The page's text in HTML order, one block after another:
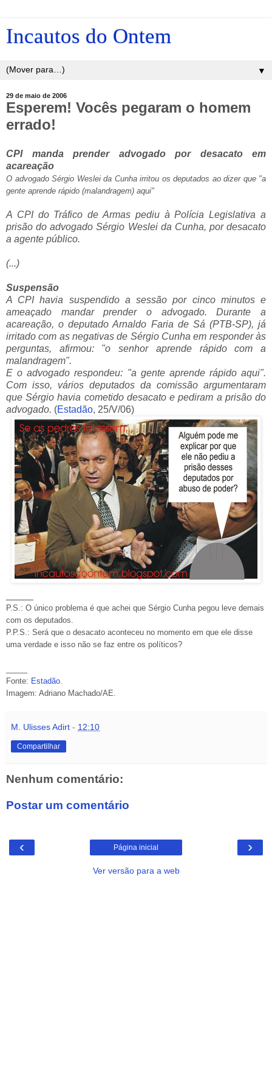
Incautos do Ontem
▼
29 de maio de 2006
Esperem! Vocês pegaram o homem
errado!
CPI manda prender advogado por desacato em
acareação
O advogado Sérgio Weslei da Cunha irritou os deputados ao dizer que "a
gente aprende rápido (malandragem) aqui"
A CPI do Tráfico de Armas pediu à Polícia Legislativa a
prisão do advogado Sérgio Weslei da Cunha, por desacato
a agente público.
(...)
Suspensão
A CPI havia suspendido a sessão por cinco minutos e
ameaçado mandar prender o advogado. Durante a
acareação, o deputado Arnaldo Faria de Sá (PTB-SP), já
irritado com as negativas de Sérgio Cunha em responder às
perguntas, afirmou: "o senhor aprende rápido com a
malandragem".
E o advogado respondeu: "a gente aprende rápido aqui".
Com isso, vários deputados da comissão argumentaram
que Sérgio havia cometido desacato e pediram a prisão do
advogado. (Estadão, 25/V/06)
P.S.: O único problema é que achei que Sérgio Cunha pegou leve demais
com os deputados.
P.P.S.: Será que o desacato aconteceu no momento em que ele disse
uma verdade e isso não se faz entre os políticos?
Fonte: Estadão
Imagem: Adriano Machado/AE.
M. Ulisses Adirt - 12:10
Compartilhar
Nenhum comentário:
Postar um comentário
‹ ›
Página inicial
Ver versão para a web